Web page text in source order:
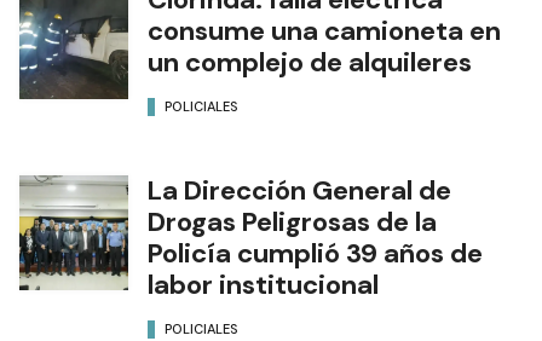
consume una camioneta en
un complejo de alquileres
POLICIALES
La Dirección General de
Drogas Peligrosas de la
Policía cumplió 39 años de
labor institucional
POLICIALES